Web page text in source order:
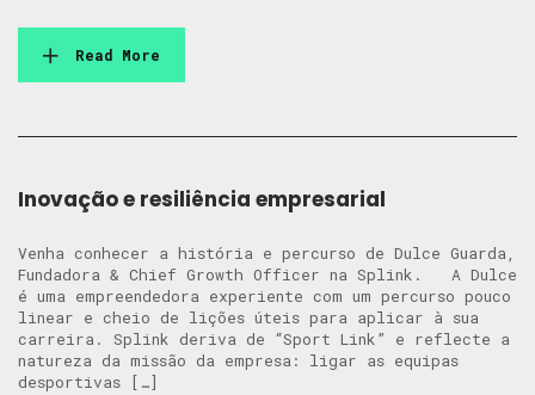
Read More
Inovação e resiliência empresarial
Venha conhecer a história e percurso de Dulce Guarda,
Fundadora & Chief Growth Officer na Splink. A Dulce
é uma empreendedora experiente com um percurso pouco
linear e cheio de lições úteis para aplicar à sua
carreira. Splink deriva de “Sport Link” e reflecte a
natureza da missão da empresa: ligar as equipas
desportivas […]